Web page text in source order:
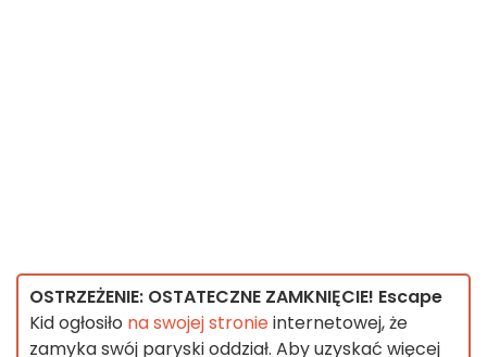
OSTRZEŻENIE: OSTATECZNE ZAMKNIĘCIE! Escape
Kid ogłosiło na swojej stronieinternetowej, że
zamyka swój paryski oddział. Aby uzyskać więcej